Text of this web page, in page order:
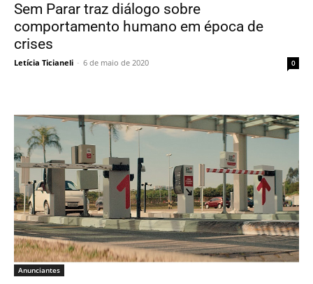
Sem Parar traz diálogo sobre
comportamento humano em época de
crises
Letícia Ticianeli - 6 de maio de 2020 0
Anunciantes